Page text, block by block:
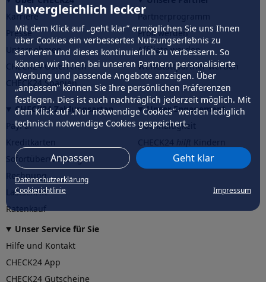
Unvergleichlich lecker
Mit dem Klick auf „geht klar” ermöglichen Sie uns Ihnen
über Cookies ein verbessertes Nutzungserlebnis zu
servieren und dieses kontinuierlich zu verbessern. So
können wir Ihnen bei unseren Partnern personalisierte
Werbung und passende Angebote anzeigen. Über
„anpassen” können Sie Ihre persönlichen Präferenzen
festlegen. Dies ist auch nachträglich jederzeit möglich. Mit
dem Klick auf „Nur notwendige Cookies” werden lediglich
technisch notwendige Cookies gespeichert.
Anpassen Geht klar
Datenschutzerklärung
Cookierichtlinie
Impressum
Karriere
Presse
Unternehmen
CHECK24 Österreich
CHECK24 Spanien
Partnerprogramm
Profi werden
Affiliate werden
Werkstattpartner werden
CHECK24 Zahlungsarten
PayPal
Sofortüberweisung
Rechnung
Lastschrift
Ratenkauf
Unser Engagement
Nachhaltigkeit
CHECK24hilftder Natur
Unser Service für Sie
Hilfe und Kontakt
CHECK24 App
CHECK24 Gutscheine